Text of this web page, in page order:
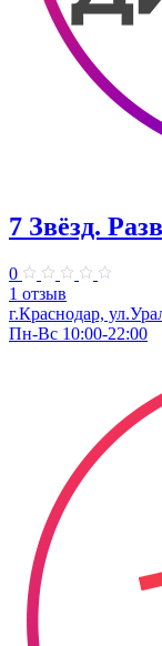
7 Звёзд.
0
1 отзыв
г.Краснодар,
Пн-Вс 10:00-22:00